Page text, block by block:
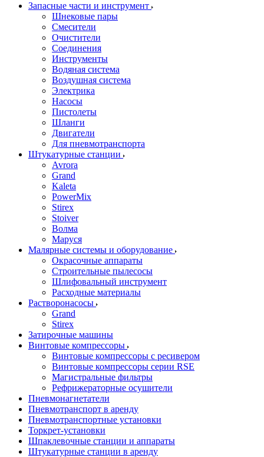
Запасные части и инструмент
Шнековые пары
Смесители
Очистители
Соединения
Инструменты
Водяная система
Воздушная система
Электрика
Насосы
Пистолеты
Шланги
Двигатели
Для пневмотранспорта
Штукатурные станции
Avrora
Grand
Kaleta
PowerMix
Stirex
Stoiver
Волма
Маруся
Малярные системы и оборудование
Окрасочные аппараты
Строительные пылесосы
Шлифовальный инструмент
Расходные материалы
Растворонасосы
Grand
Stirex
Затирочные машины
Винтовые компрессоры
Винтовые компрессоры с ресивером
Винтовые компрессоры серии RSE
Магистральные фильтры
Рефрижераторные осушители
Пневмонагнетатели
Пневмотранспорт в аренду
Пневмотранспортные установки
Торкрет-установки
Шпаклевочные станции и аппараты
Штукатурные станции в аренду